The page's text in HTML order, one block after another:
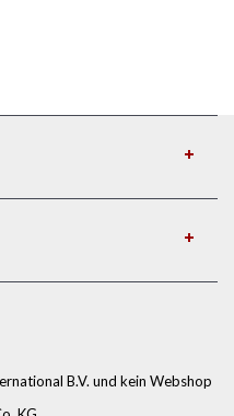
B.V. und kein Webshop